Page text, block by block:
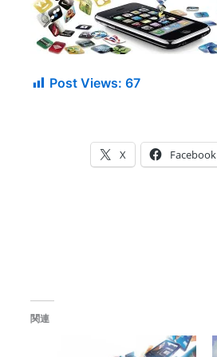
Post Views: 67
X Facebook
関連